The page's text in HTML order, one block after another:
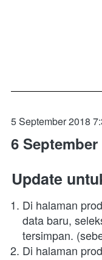
5 September 2018
6 September
Update
Di halaman
data baru,
tersimpan.
Di halaman